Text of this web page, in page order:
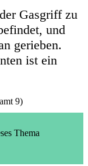
Gasgriff zu
und
gerieben.
ist ein
9)
Thema